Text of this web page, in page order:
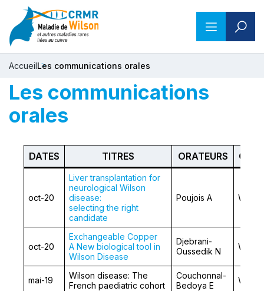
AccueilLes communications orales
Les communications
orales
DATES TITRES ORATEURS
oct-20
Liver transplantation for
neurological Wilson
disease:
selecting the right
candidate
Poujois A
oct-20
Exchangeable Copper
A New biological tool in
Wilson Disease
Djebrani-
Oussedik N
mai-19
Wilson disease: The
French paediatric cohort
Couchonnal-
Bedoya E